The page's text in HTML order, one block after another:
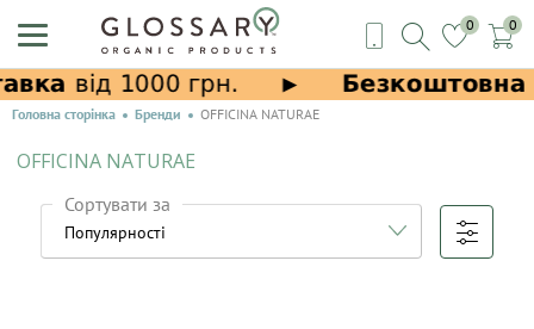
0 0
Головна сторінка Бренди OFFICINA NATURAE
OFFICINA NATURAE
Сортувати за